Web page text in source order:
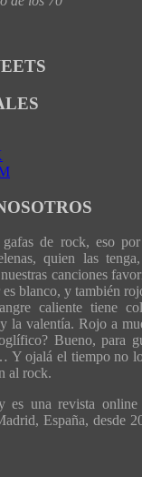
de rock, eso
quien las
canciones
blanco, y también
caliente tiene
la valentía. Rojo a
Bueno, para
Y ojalá el tiempo no
al rock.
es una revista online
España, desde